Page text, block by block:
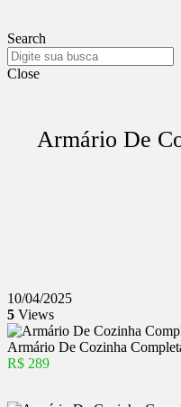
Search
Close
Armário De
10/04/2025
5 Views
Armário De Cozinha
R$ 289